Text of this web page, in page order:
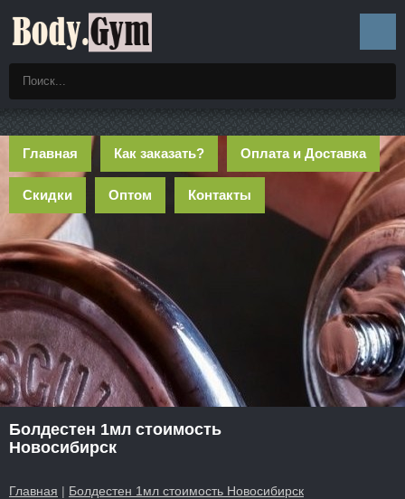
Главная Как заказать? Оплата и Доставка
Скидки Оптом Контакты
Болдестен 1мл стоимость
Новосибирск
Главная | Болдестен 1мл стоимость Новосибирск